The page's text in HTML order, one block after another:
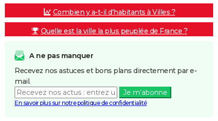
Combien y a-t-il d'habitants à Villes ?
Quelle est la ville la plus peuplée de France ?
A ne pas manquer
Recevez nos astuces et bons plans directement par e-
mail.
Je m'abonne
En savoir plus sur notre politique de confidentialité